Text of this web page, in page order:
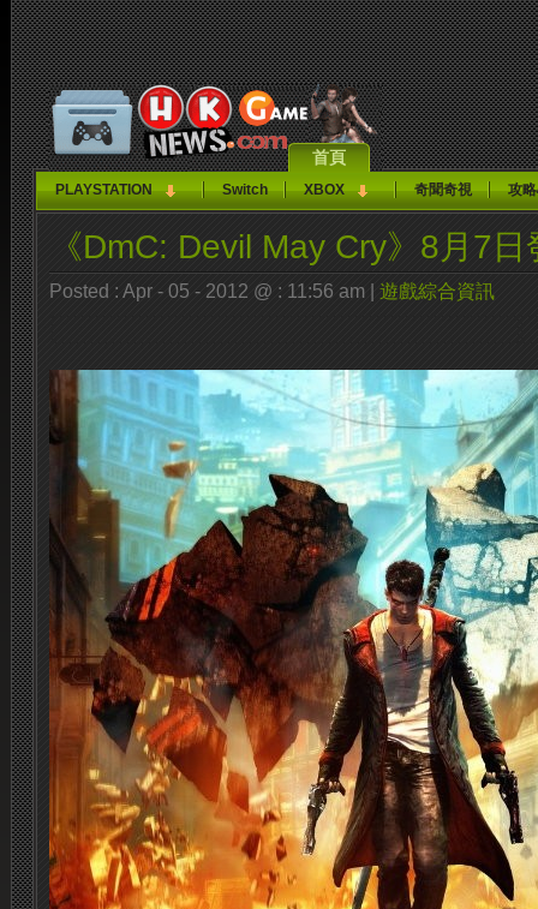
首頁
PLAYSTATION Switch XBOX 奇聞奇視 攻
《DmC: Devil May Cry》8月7日
Posted : Apr - 05 - 2012 @ : 11:56 am | 遊戲綜合資訊